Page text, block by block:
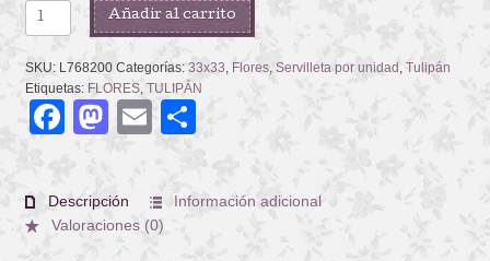
TULIPS
SEASON
cantidad
Añadir al carrito
SKU: L768200 Categorías: 33x33 Flores, Servilleta por unidad Tulipán
Etiquetas: FLORES, TULIPÁN
Facebook
Mastodon
EmailCompartir
Descripción
Información adicional
Valoraciones (0)